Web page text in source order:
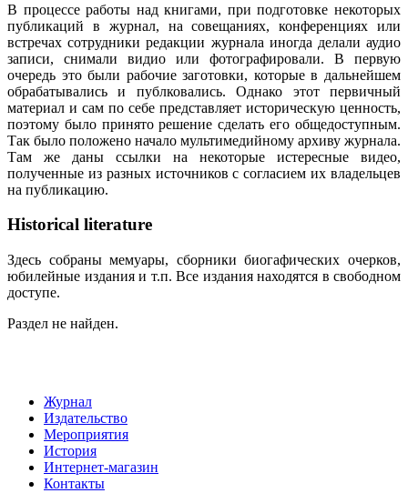
В процессе работы над книгами, при подготовке некоторых
публикаций в журнал, на совещаниях, конференциях или
встречах сотрудники редакции журнала иногда делали аудио
записи, снимали видио или фотографировали. В первую
очередь это были рабочие заготовки, которые в дальнейшем
обрабатывались и публковались. Однако этот первичный
материал и сам по себе представляет историческую ценность,
поэтому было принято решение сделать его общедоступным.
Так было положено начало мультимедийному архиву журнала.
Там же даны ссылки на некоторые истересные видео,
полученные из разных источников с согласием их владельцев
на публикацию.
Historical literature
Здесь собраны мемуары, сборники биогафических очерков,
юбилейные издания и т.п. Все издания находятся в свободном
доступе.
Раздел не найден.
Журнал
Издательство
Мероприятия
История
Интернет-магазин
Контакты